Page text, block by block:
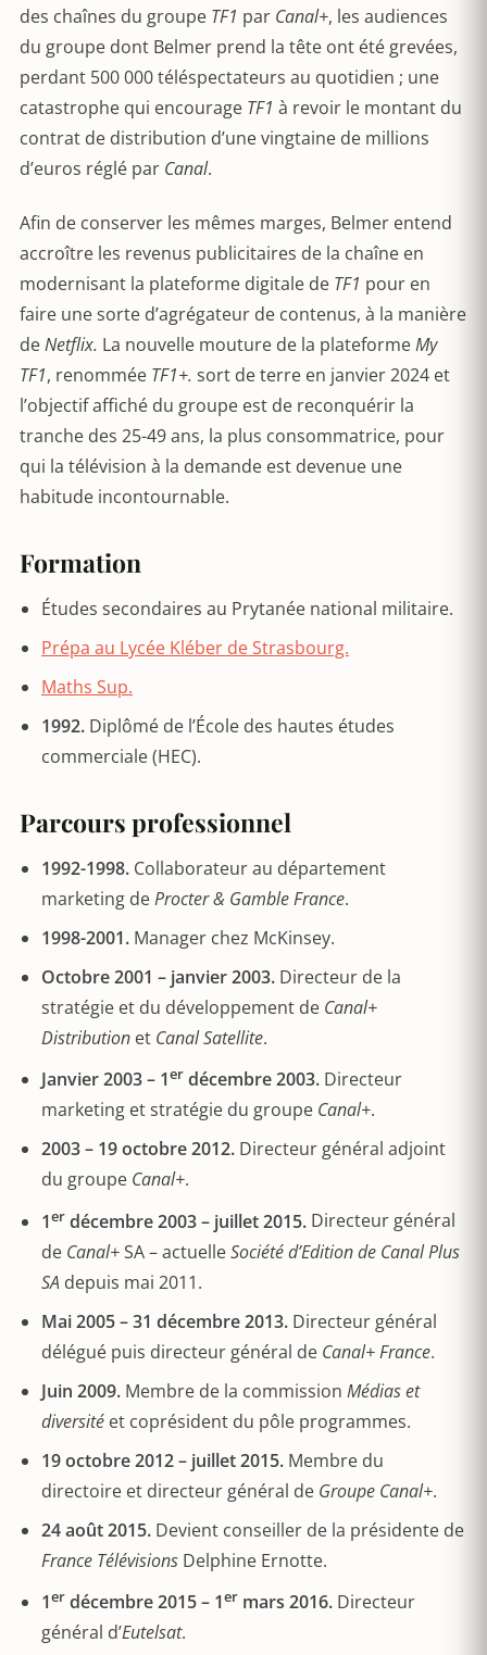
des chaînes du groupe TF1 par Canal+, les audiences
du groupe dont Belmer prend la tête ont été grevées,
perdant 500 000 téléspectateurs au quotidien ; une
catastrophe qui encourage TF1 à revoir le montant du
contrat de distribution d’une vingtaine de millions
d’euros réglé par Canal.
Afin de conserver les mêmes marges, Belmer entend
accroître les revenus publicitaires de la chaîne en
modernisant la plateforme digitale de TF1 pour en
faire une sorte d’agrégateur de contenus, à la manière
deNetflix. La nouvelle mouture de la plateformeMy
TF1, renommée TF1+. sort de terre en janvier 2024 et
l’objectif affiché du groupe est de reconquérir la
tranche des 25-49 ans, la plus consommatrice, pour
qui la télévision à la demande est devenue une
habitude incontournable.
Formation
Études secondaires au Prytanée national militaire.
Prépa au Lycée Kléber de Strasbourg.
Maths Sup.
1992. Diplômé de l’École des hautes études
commerciale (HEC).
Parcours professionnel
1992-1998. Collaborateur au département
marketing deProcter & Gamble France.
1998-2001. Manager chez McKinsey.
Octobre 2001 – janvier 2003. Directeur de la
stratégie et du développement de Canal+
Distribution et Canal Satellite.
Janvier 2003 – 1er décembre 2003. Directeur
marketing et stratégie du groupe Canal+.
2003 – 19 octobre 2012. Directeur général adjoint
du groupe Canal+.
1er décembre 2003 – juillet 2015. Directeur général
de Canal+SA – actuelleSociété d’Edition de Canal Plus
SA depuis mai 2011.
Mai 2005 – 31 décembre 2013. Directeur général
délégué puis directeur général de Canal+ France.
Juin 2009. Membre de la commission Médias et
diversité et coprésident du pôle programmes.
19 octobre 2012 – juillet 2015. Membre du
directoire et directeur général de Groupe Canal+.
24 août 2015. Devient conseiller de la présidente de
France Télévisions Delphine Ernotte.
1er décembre 2015 – 1er mars 2016. Directeur
général d’Eutelsat.